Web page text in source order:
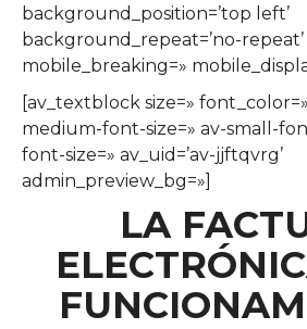
background_position=’top left’
background_repeat=’no-
mobile_breaking=»
[av_textblock size=»
medium-font-size=» av-small-
font-size=» av_uid=’av-jjftqvrg’
admin_preview_bg=»]
LA